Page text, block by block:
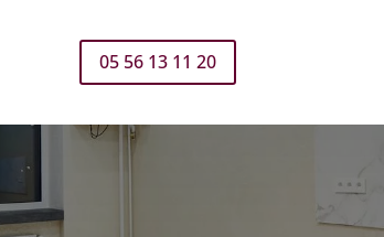
05 56 13 11 20